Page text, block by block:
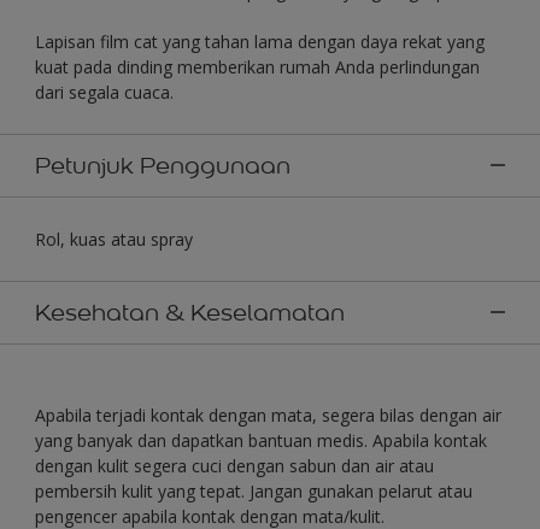
Lapisan film cat yang tahan lama dengan daya rekat yang
kuat pada dinding memberikan rumah Anda perlindungan
dari segala cuaca.
Petunjuk Penggunaan
Rol, kuas atau spray
Kesehatan & Keselamatan
Apabila terjadi kontak dengan mata, segera bilas dengan air
yang banyak dan dapatkan bantuan medis. Apabila kontak
dengan kulit segera cuci dengan sabun dan air atau
pembersih kulit yang tepat. Jangan gunakan pelarut atau
pengencer apabila kontak dengan mata/kulit.